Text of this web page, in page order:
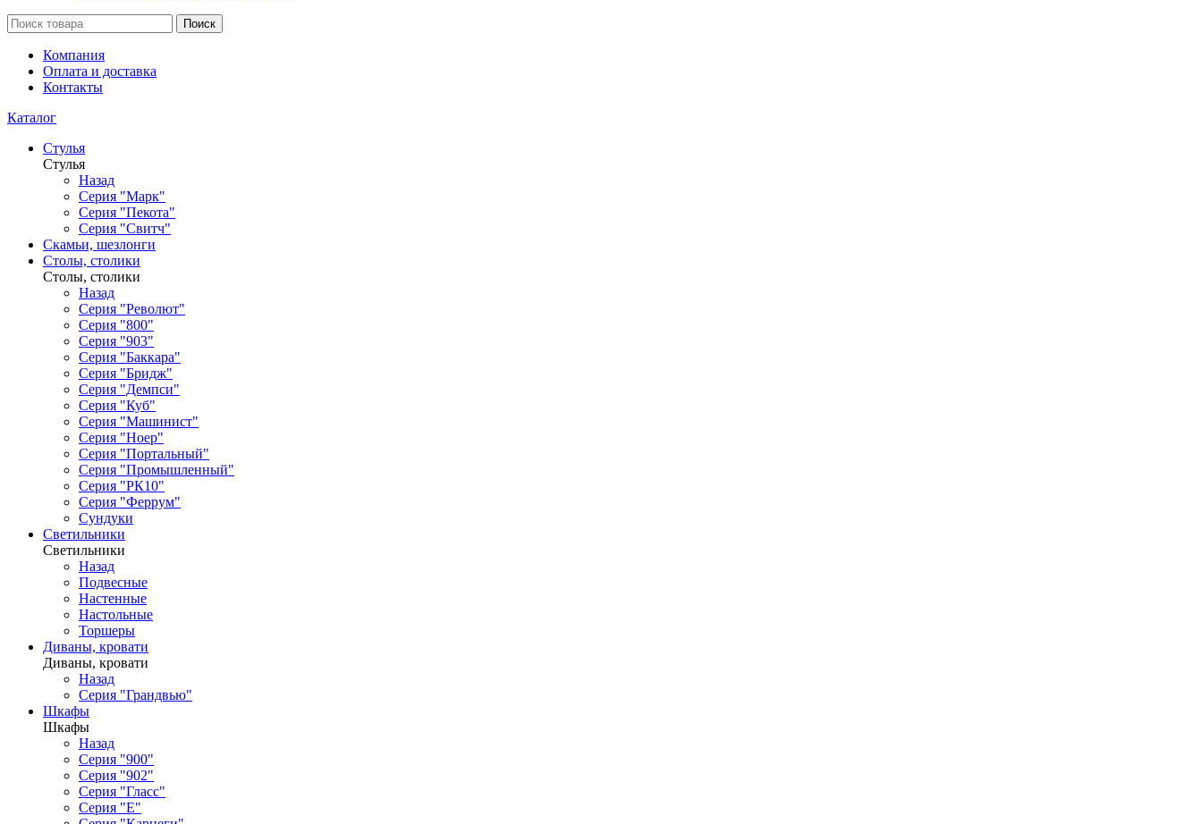
Поиск
Компания
Оплата и доставка
Контакты
Каталог
Стулья
Стулья
Назад
Серия "Марк"
Серия "Пекота"
Серия "Свитч"
Скамьи, шезлонги
Столы, столики
Столы, столики
Назад
Серия "Револют"
Серия "800"
Серия "903"
Серия "Баккара"
Серия "Бридж"
Серия "Демпси"
Серия "Куб"
Серия "Машинист"
Серия "Ноер"
Серия "Портальный"
Серия "Промышленный"
Серия "РК10"
Серия "Феррум"
Сундуки
Светильники
Светильники
Назад
Подвесные
Настенные
Настольные
Торшеры
Диваны, кровати
Диваны, кровати
Назад
Серия "Грандвью"
Шкафы
Шкафы
Назад
Серия "900"
Серия "902"
Серия "Гласс"
Серия "Е"